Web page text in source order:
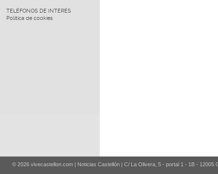
TELÉFONOS DE INTERÉS
Política de cookies
© 2026 vivecastellon.com | Noticias Castellón | C/ La Olivera, 5 - portal 1 - 1B - 12005